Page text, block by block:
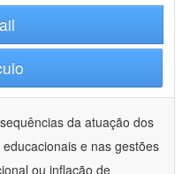
da atuação dos
e nas gestões
ou inflação de